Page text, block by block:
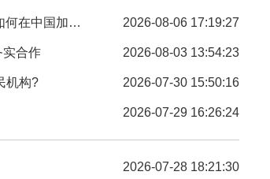
2026-08-06 17:19:27
跨境药房业务!
2026-08-03 13:54:23
实合作
2026-07-30 15:50:16
机构?
2026-07-29 16:26:24
2026-07-28 18:21:30